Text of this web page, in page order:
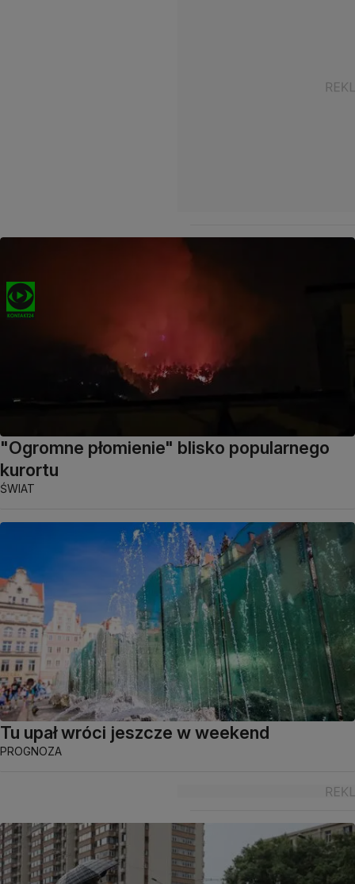
"Ogromne płomienie" blisko popularnego
kurortu
ŚWIAT
Tu upał wróci jeszcze w weekend
PROGNOZA